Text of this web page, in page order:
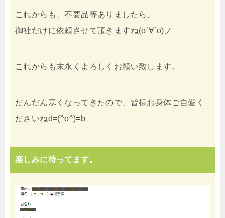
これからも、不要品等ありましたら、
御社だけに依頼させて頂きますね(о´∀`о)ノ
これからも末永くよろしくお願い致します。
だんだん寒くなってきたので、皆様お身体ご自愛く
ださいねd=(^o^)=b
楽しみに待ってます。